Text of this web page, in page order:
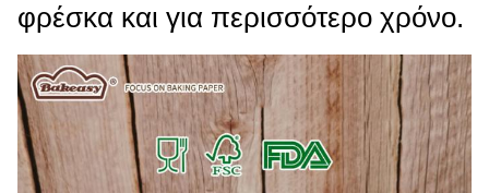
φρέσκα και για περισσότερο χρόνο.